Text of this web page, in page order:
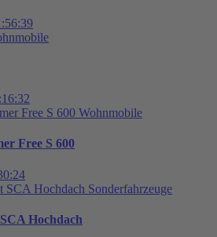
Wohnmobile
Free S 600
Sonderfahrzeuge
Hochdach